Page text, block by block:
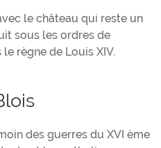
le château qui reste un
sous les ordres de
règne de Louis XIV.
des guerres du XVI ème